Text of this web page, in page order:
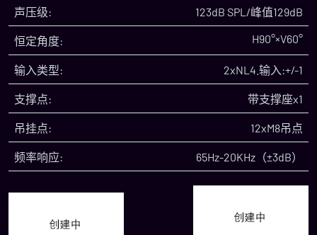
声压级: 123dB SPL/峰值129dB
恒定角度: H90°×V60°
输入类型: 2xNL4.输入:+/-1
支撑点: 带支撑座x1
吊挂点: 12xM8吊点
频率响应: 65Hz-20KHz（±3dB）